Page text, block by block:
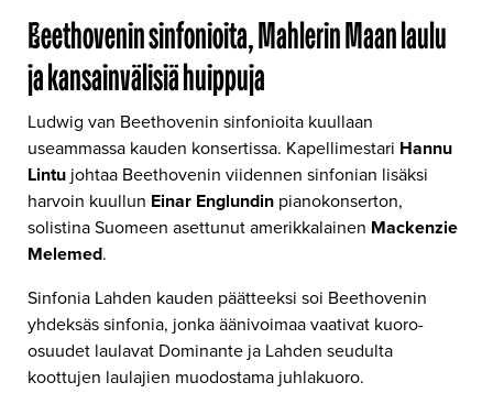
Beethovenin sinfonioita, Mahlerin Maan laulu
ja kansainvälisiä huippuja
Ludwig van Beethovenin sinfonioita kuullaan
useammassa kauden konsertissa. Kapellimestari Hannu
Lintu johtaa Beethovenin viidennen sinfonian lisäksi
harvoin kuullun Einar Englundin pianokonserton,
solistina Suomeen asettunut amerikkalainen Mackenzie
Melemed.
Sinfonia Lahden kauden päätteeksi soi Beethovenin
yhdeksäs sinfonia, jonka äänivoimaa vaativat kuoro-
osuudet laulavat Dominante ja Lahden seudulta
koottujen laulajien muodostama juhlakuoro.